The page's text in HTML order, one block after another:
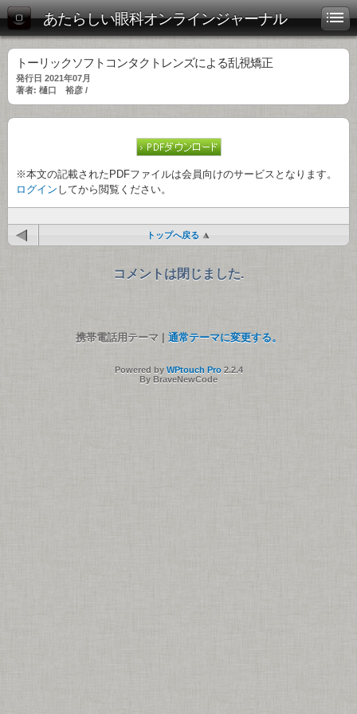
あたらしい眼科オンラインジャーナル
トーリックソフトコンタクトレンズによる乱視矯正
発行日 2021年07月
著者: 樋口 裕彦 /
※本文の記載されたPDFファイルは会員向けのサービスとなります。
ログイン してから閲覧ください。
トップへ戻る
コメントは閉じました.
携帯電話用テーマ | 通常テーマに変更する。
Powered by WPtouch Pro2.2.4
By BraveNewCode